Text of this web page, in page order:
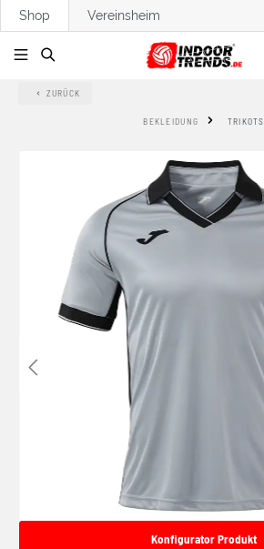
springen
Shop Vereinsheim
ZURÜCK
BEKLEIDUNG TRIKOTS
Konfigurator Produkt